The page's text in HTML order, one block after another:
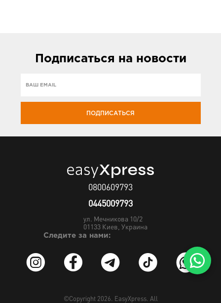
Подписаться на новости
ПОДПИСАТЬСЯ
0800609793
0445009793
ул. Мечникова 10/2
01133 Киев, Украина
Следите за нами:
©Copyright 2026. EasyXpress. All